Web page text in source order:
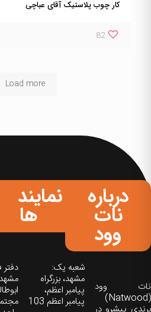
کار چوب پلاستیک آقای عباچی
82
Load more
درباره
نات
وود
نات‌ وود
(Natwood)
ها
شعبه یک:
مشهد، بزرگراه
پیامبر اعظم،
پیامبر اعظم 103